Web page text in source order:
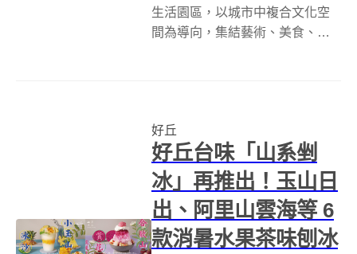
生活園區，以城市中複合文化空
間為導向，集結藝術、美食、生
更翻玩人氣名物厚醬貝果，創新
升級...
好丘
好丘台味「山系剉
冰」再推出！玉山日
出、阿里山雲海等 6
款消暑水果茶味刨冰